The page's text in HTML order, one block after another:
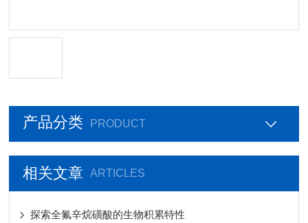
产品分类 PRODUCT
相关文章 ARTICLES
探索全氟辛烷磺酸的生物积累特性